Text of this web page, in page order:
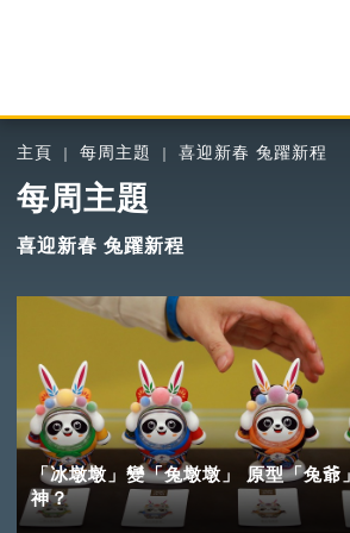
主頁 每周主題 喜迎新春 兔躍新程
每周主題
喜迎新春 兔躍新程
「冰墩墩」變「兔墩墩」 原型「兔
神？